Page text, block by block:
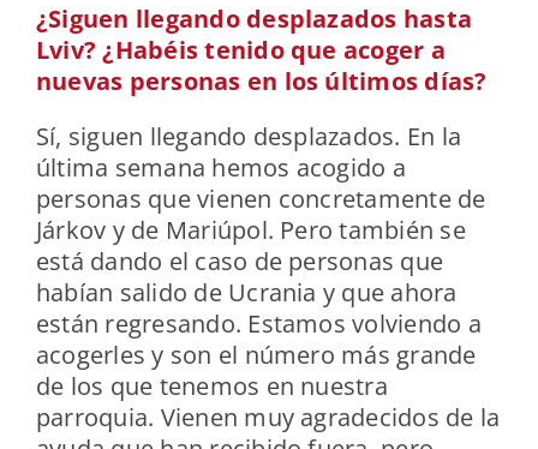
¿Siguen llegando desplazados hasta
Lviv? ¿Habéis tenido que acoger a
nuevas personas en los últimos días?
Sí, siguen llegando desplazados. En la
última semana hemos acogido a
personas que vienen concretamente de
Járkov y de Mariúpol. Pero también se
está dando el caso de personas que
habían salido de Ucrania y que ahora
están regresando. Estamos volviendo a
acogerles y son el número más grande
de los que tenemos en nuestra
parroquia. Vienen muy agradecidos de la